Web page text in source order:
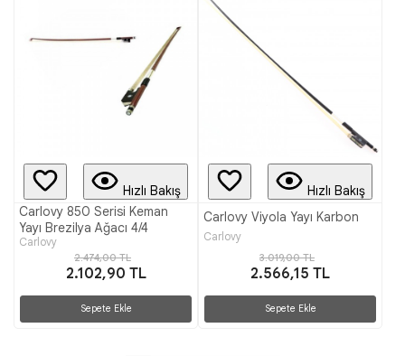
Hızlı Bakış
Carlovy 850 Serisi Keman
Yayı Brezilya Ağacı 4/4
Carlovy
2.474,00 TL
2.102,90 TL
Sepete Ekle
Hızlı Bakış
Carlovy Viyola Yayı Karbon
Carlovy
3.019,00 TL
2.566,15 TL
Sepete Ekle